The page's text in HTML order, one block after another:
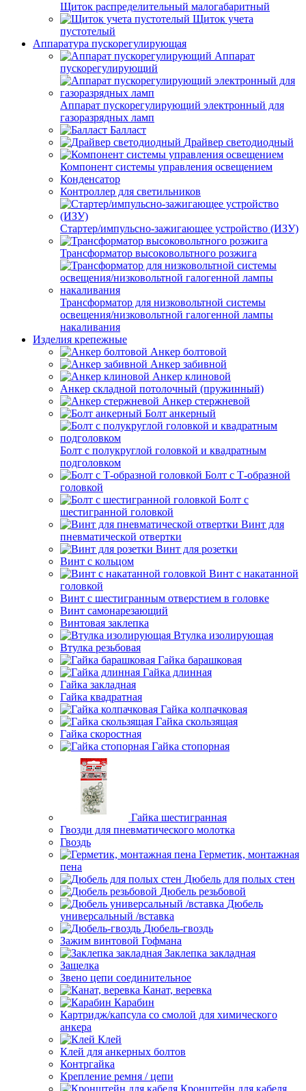
Щиток распределительный малогабаритный
Щиток учета
пустотелый
Аппаратура пускорегулирующая
Аппарат
пускорегулирующий
Аппарат пускорегулирующий электронный для
газоразрядных ламп
Балласт
Драйвер светодиодный
Компонент системы управления освещением
Конденсатор
Контроллер для светильников
Стартер/импульсно-зажигающее устройство (ИЗУ)
Трансформатор высоковольтного розжига
Трансформатор для низковольтной системы
освещения/низковольтной галогенной лампы
накаливания
Изделия крепежные
Анкер болтовой
Анкер забивной
Анкер клиновой
Анкер складной потолочный (пружинный)
Анкер стержневой
Болт анкерный
Болт с полукруглой головкой и квадратным
подголовком
Болт с Т-образной
головкой
Болт с
шестигранной головкой
Винт для
пневматической отвертки
Винт для розетки
Винт с кольцом
Винт с накатанной
головкой
Винт с шестигранным отверстием в головке
Винт самонарезающий
Винтовая заклепка
Втулка изолирующая
Втулка резьбовая
Гайка барашковая
Гайка длинная
Гайка закладная
Гайка квадратная
Гайка колпачковая
Гайка скользящая
Гайка скоростная
Гайка стопорная
Гайка шестигранная
Гвозди для пневматического молотка
Гвоздь
Герметик, монтажная
пена
Дюбель для полых стен
Дюбель резьбовой
Дюбель
универсальный /вставка
Дюбель-гвоздь
Зажим винтовой Гофмана
Заклепка закладная
Защелка
Звено цепи соединительное
Канат, веревка
Карабин
Картридж/капсула со смолой для химического
анкера
Клей
Клей для анкерных болтов
Контргайка
Крепление ремня / цепи
Кронштейн для кабеля